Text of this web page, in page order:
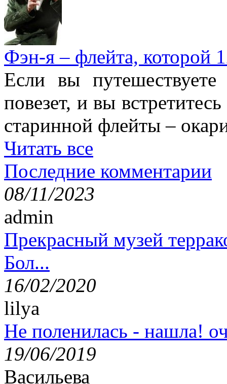
Фэн-я – флейта, которой
Если вы
повезет, и вы
старинной флейты –
Читать все
Последние комментарии
08/11/2023
admin
Прекрасный музей
Бол...
16/02/2020
lilya
Не поленилась - нашла!
19/06/2019
Васильева